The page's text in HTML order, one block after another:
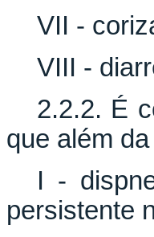
VII -
VIII -
2.2.2. É
que além
I -
persistente